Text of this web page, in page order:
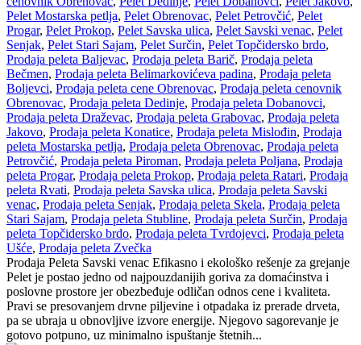
Pelet Mostarska petlja, Pelet Obrenovac, Pelet Petrovčić, Pelet
Progar, Pelet Prokop, Pelet Savska ulica, Pelet Savski venac, Pelet
Senjak, Pelet Stari Sajam, Pelet Surčin, Pelet Topčidersko brdo,
Prodaja peleta Baljevac, Prodaja peleta Barič, Prodaja peleta
Bečmen, Prodaja peleta Belimarkovićeva padina, Prodaja peleta
Boljevci, Prodaja peleta cene Obrenovac, Prodaja peleta cenovnik
Obrenovac, Prodaja peleta Dedinje, Prodaja peleta Dobanovci,
Prodaja peleta Draževac, Prodaja peleta Grabovac, Prodaja peleta
Jakovo, Prodaja peleta Konatice, Prodaja peleta Mislođin, Prodaja
peleta Mostarska petlja, Prodaja peleta Obrenovac, Prodaja peleta
Petrovčić, Prodaja peleta Piroman, Prodaja peleta Poljana, Prodaja
peleta Progar, Prodaja peleta Prokop, Prodaja peleta Ratari, Prodaja
peleta Rvati, Prodaja peleta Savska ulica, Prodaja peleta Savski
venac, Prodaja peleta Senjak, Prodaja peleta Skela, Prodaja peleta
Stari Sajam, Prodaja peleta Stubline, Prodaja peleta Surčin, Prodaja
peleta Topčidersko brdo, Prodaja peleta Tvrdojevci, Prodaja peleta
Ušće, Prodaja peleta Zvečka
Prodaja Peleta Savski venac Efikasno i ekološko rešenje za grejanje
Pelet je postao jedno od najpouzdanijih goriva za domaćinstva i
poslovne prostore jer obezbeđuje odličan odnos cene i kvaliteta.
Pravi se presovanjem drvne piljevine i otpadaka iz prerade drveta,
pa se ubraja u obnovljive izvore energije. Njegovo sagorevanje je
gotovo potpuno, uz minimalno ispuštanje štetnih...